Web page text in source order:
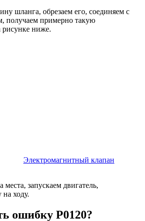
шланга, обрезаем его, соединяем с
получаем примерно такую
рисунке ниже.
Электромагнитный клапан
места, запускаем двигатель,
ходу.
ошибку P0120?